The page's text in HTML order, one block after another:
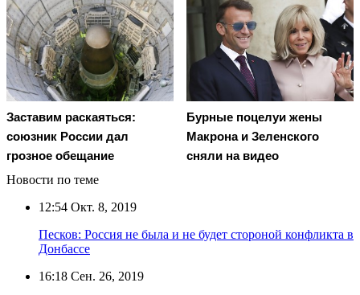
Заставим раскаяться:
союзник России дал
грозное обещание
Бурные поцелуи жены
Макрона и Зеленского
сняли на видео
Новости по теме
12:54 Окт. 8, 2019
Песков: Россия не была и не будет стороной конфликта в
Донбассе
16:18 Сен. 26, 2019